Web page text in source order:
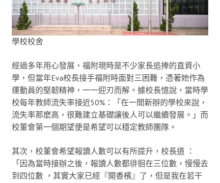
學校校舍
經過多年用心發展，福附現時是不少家長追捧的直資小
學，但當年Eva校長接手福附時面對三困難，憑著她作為
運動員的堅韌精神，一一迎刃而解。據校長憶說，當時學
校每年教師流失率接近50%：「在一間新辦的學校來說，
流失率那麽高，很難建立基礎讓後人可以繼續發展。」而
校董會第一個期望便是希望可以穩定教師團隊。
其次，校董會希望報讀人數可以有所提升，校長道 ：
「因為當時接辦之後，報讀人數都徘徊在三位數，慢慢去
到四位數 ，其實大家已經『開香檳』了，但是我在若干